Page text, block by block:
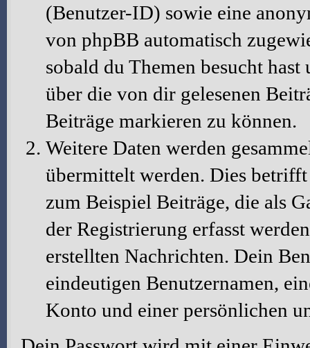
(Benutzer-ID) sowie eine
von phpBB automatisch
sobald du Themen besucht
über die von dir gelesenen
Beiträge markieren zu können.
Weitere Daten werden
übermittelt werden. Dies
zum Beispiel Beiträge, die als
der Registrierung erfasst
erstellten Nachrichten. Dein
eindeutigen Benutzernamen,
Konto und einer persönlichen